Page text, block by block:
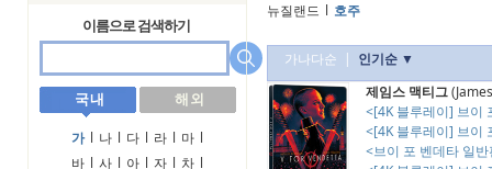
이름으로 검색하기
국 내 해 외
가 l 나 l 다 l 라 l 마 l
바 l 사 l 아 l 자 l 차 l
뉴질랜드 l 호주
가나다순 | 인기순 ▼
제임스 맥티그
<[4K 블루레이] 브이
<[4K 블루레이] 브이
<브이 포 벤데타 일